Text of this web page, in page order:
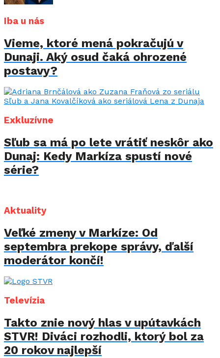
Iba u nás
Vieme, ktoré mená pokračujú v
Dunaji. Aký osud čaká ohrozené
postavy?
Exkluzívne
Sľub sa má po lete vrátiť neskôr ako
Dunaj: Kedy Markíza spustí nové
série?
Aktuality
Veľké zmeny v Markíze: Od
septembra prekope správy, ďalší
moderátor končí!
Televízia
Takto znie nový hlas v upútavkách
STVR! Diváci rozhodli, ktorý bol za
20 rokov najlepší